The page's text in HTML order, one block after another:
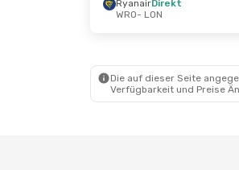
- Mo., 26. Okt.
RyanairDirekt
WRO- LON
Die auf dieser Seite
Verfügbarkeit und Preise